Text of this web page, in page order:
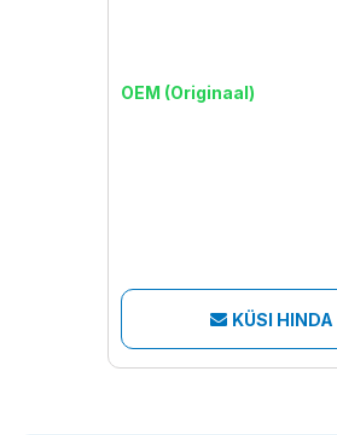
OEM (Originaal)
KÜSI HINDA